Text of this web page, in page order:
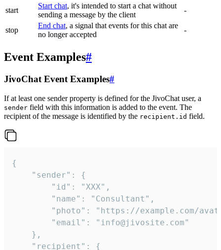
start
Start chat, it's intended to start a chat without
sending a message by the client
-
stop
End chat, a signal that events for this chat are
no longer accepted
-
Event Examples#
JivoChat Event Examples#
If at least one sender property is defined for the JivoChat user, a
sender field with this information is added to the event. The
recipient of the message is identified by the recipient.id field.
{